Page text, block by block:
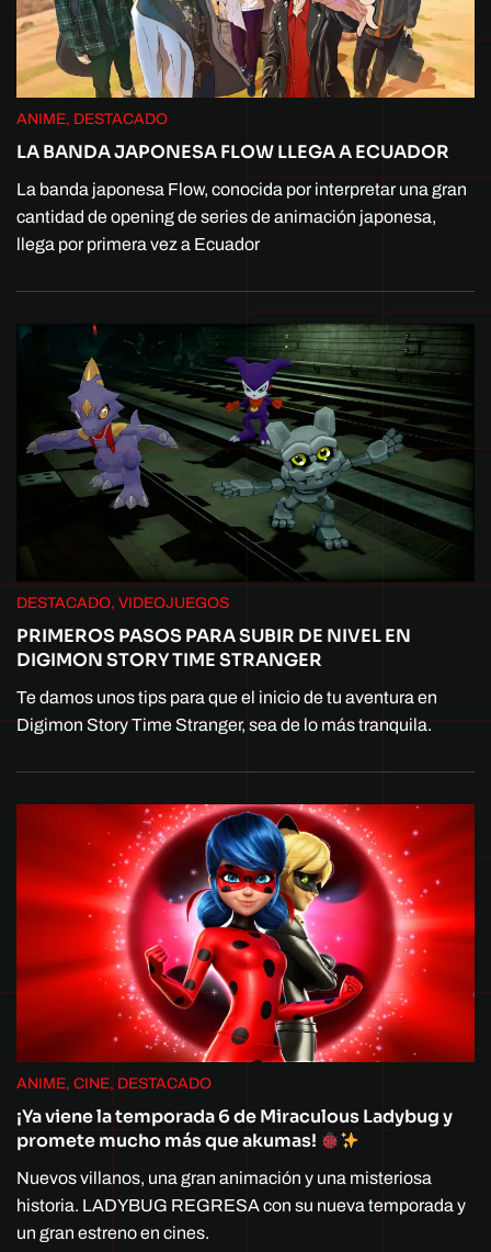
ANIME, DESTACADO
LA BANDA JAPONESA FLOW LLEGA A ECUADOR
La banda japonesa Flow, conocida por interpretar una gran
cantidad de opening de series de animación japonesa,
llega por primera vez a Ecuador
DESTACADO, VIDEOJUEGOS
PRIMEROS PASOS PARA SUBIR DE NIVEL EN
DIGIMON STORY TIME STRANGER
Te damos unos tips para que el inicio de tu aventura en
Digimon Story Time Stranger, sea de lo más tranquila.
ANIME, CINE, DESTACADO
¡Ya viene la temporada 6 de Miraculous Ladybug y
promete mucho más que akumas!
Nuevos villanos, una gran animación y una misteriosa
historia. LADYBUG REGRESA con su nueva temporada y
un gran estreno en cines.